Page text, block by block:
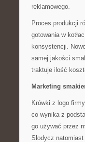
reklamowego.
Proces produkcji
gotowania w
konsystencji.
samej jakości
traktuje ilość
Marketing
Krówki z logo
co wynika z
go używać przez
Słodycz